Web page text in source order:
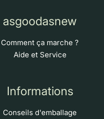
asgoodasnew
Comment ça marche ?
Aide et Service
Informations
Conseils d'emballage